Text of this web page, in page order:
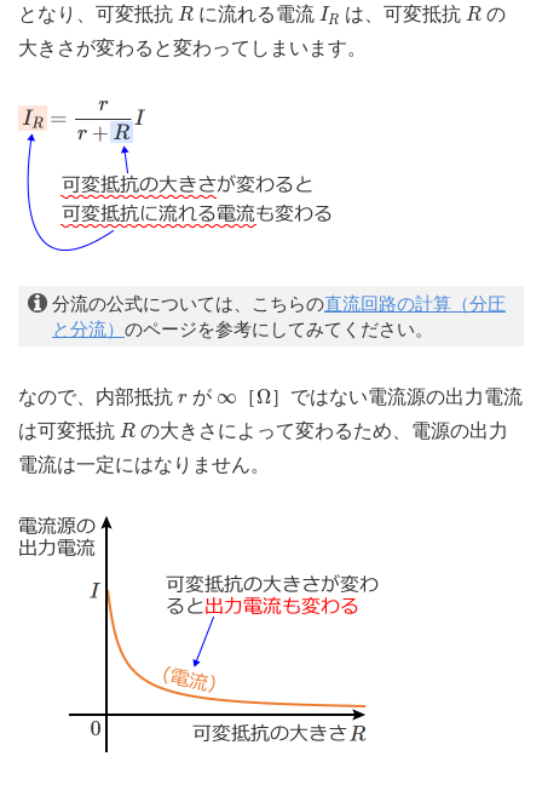
となり、可変抵抗 R
R に流れる電流 IR
IR は、可変抵抗 R
Rの
大きさが変わると変わってしまいます。
分流の公式については、こちらの直流回路の計算（分圧
と分流） のページを参考にしてみてください。
なので、内部抵抗 r
r が ∞
∞ ［Ω
Ω］ではない電流源の出力電流
は可変抵抗 R
R の大きさによって変わるため、電源の出力
電流は一定にはなりません。